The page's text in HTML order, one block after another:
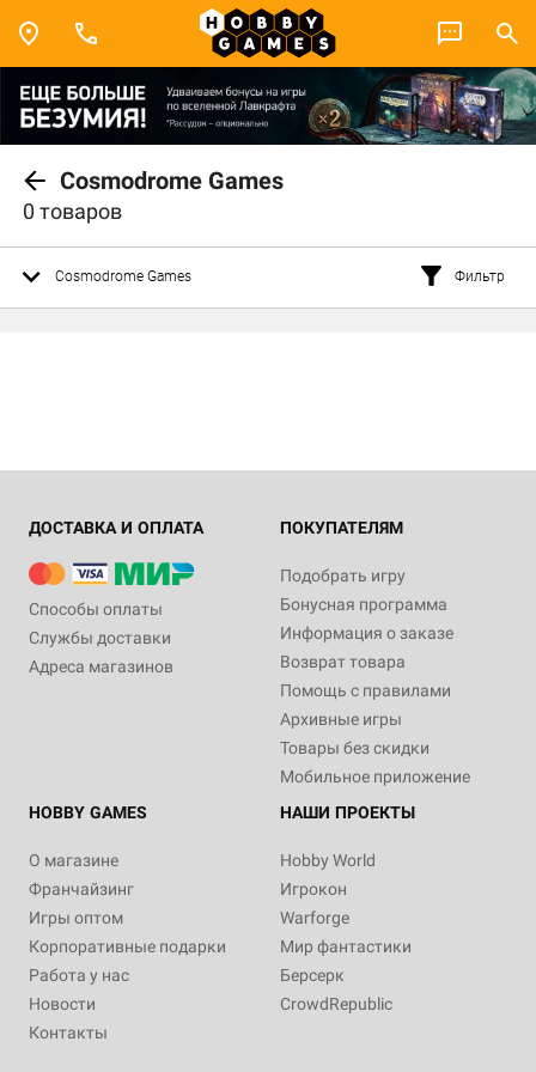
Cosmodrome Games
0 товаров
Cosmodrome Games Фильтр
ДОСТАВКА И ОПЛАТА
Способы оплаты
Службы доставки
Адреса магазинов
ПОКУПАТЕЛЯМ
Подобрать игру
Бонусная программа
Информация о заказе
Возврат товара
Помощь с правилами
Архивные игры
Товары без скидки
Мобильное приложение
HOBBY GAMES
О магазине
Франчайзинг
Игры оптом
Корпоративные подарки
Работа у нас
Новости
Контакты
НАШИ ПРОЕКТЫ
Hobby World
Игрокон
Warforge
Мир фантастики
Берсерк
CrowdRepublic